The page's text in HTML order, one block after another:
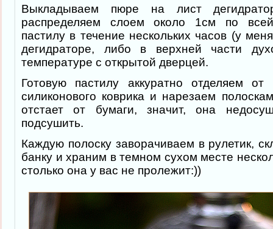
Выкладываем пюре на лист
распределяем слоем около 1см по
пастилу в течение нескольких часов (у
дегидраторе, либо в верхней части
температуре с открытой дверцей.
Готовую пастилу аккуратно отделяем от
силиконового коврика и нарезаем
отстает от бумаги, значит, она
подсушить.
Каждую полоску заворачиваем в рулетик,
банку и храним в темном сухом месте
столько она у вас не пролежит:))